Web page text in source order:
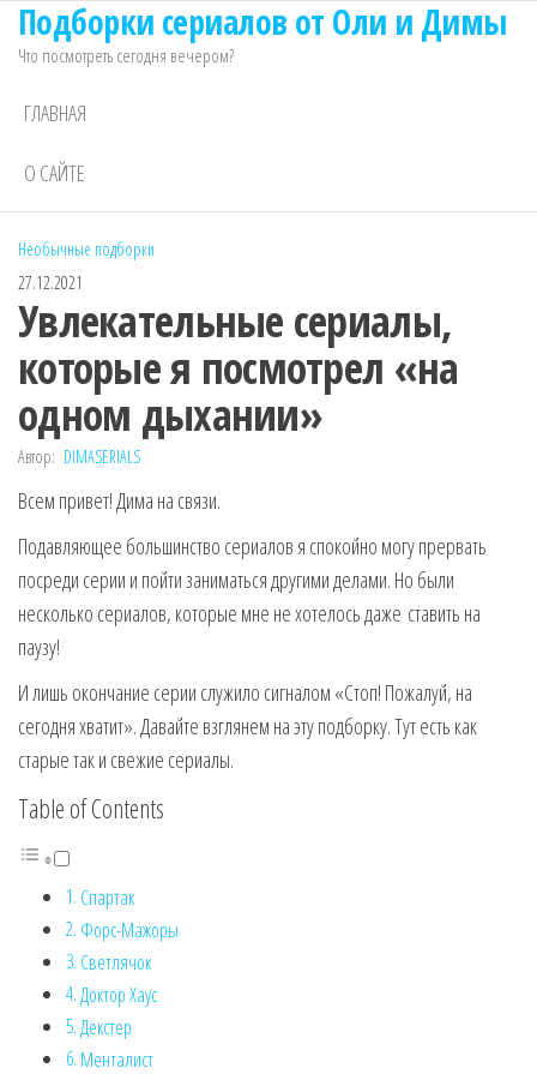
Перейти
Подборки сериалов от Оли и Димы
Что посмотреть сегодня вечером?
ГЛАВНАЯ
О САЙТЕ
Необычные подборки
27.12.2021
Увлекательные сериалы,
которые я посмотрел «на
одном дыхании»
Автор: DIMASERIALS
Всем привет! Дима на связи.
Подавляющее большинство сериалов я спокойно могу прервать
посреди серии и пойти заниматься другими делами. Но были
несколько сериалов, которые мне не хотелось даже ставить на
паузу!
И лишь окончание серии служило сигналом «Стоп! Пожалуй, на
сегодня хватит». Давайте взглянем на эту подборку. Тут есть как
старые так и свежие сериалы.
Table of Contents
Спартак
Форс-Мажоры
Светлячок
Доктор Хаус
Декстер
Менталист